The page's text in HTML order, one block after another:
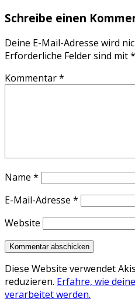
Schreibe einen
Deine E-Mail-Adresse wird
Erforderliche Felder sind mit*
Kommentar*
Name *
E-Mail-Adresse *
Website
Diese Website verwendet
reduzieren. Erfahre, wie
verarbeitet werden.